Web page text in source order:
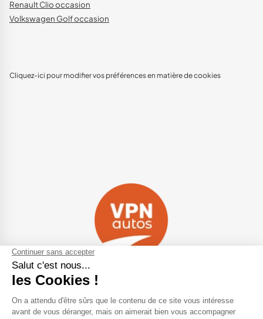
Renault Clio occasion
Volkswagen Golf occasion
Cliquez-ici pour modifier vos préférences en matière de cookies
Navigation
VPN Autos Pro - Notre site de
Plan du site